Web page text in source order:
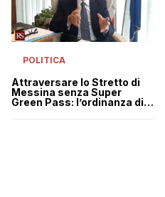
POLITICA
Attraversare lo Stretto di
Messina senza Super
Green Pass: l’ordinanza di